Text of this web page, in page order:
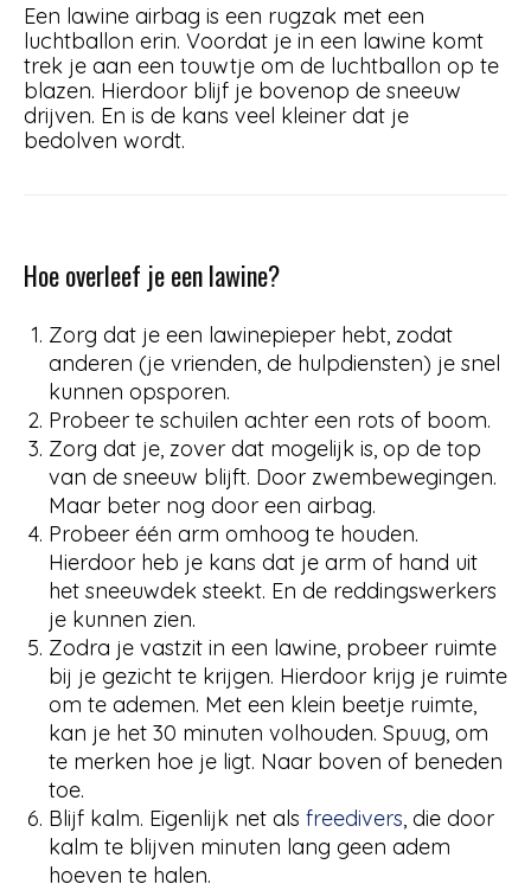
Een lawine airbag is een rugzak met een
luchtballon erin. Voordat je in een lawine komt
trek je aan een touwtje om de luchtballon op te
blazen. Hierdoor blijf je bovenop de sneeuw
drijven. En is de kans veel kleiner dat je
bedolven wordt.
Hoe overleef je een lawine?
Zorg dat je een lawinepieper hebt, zodat
anderen (je vrienden, de hulpdiensten) je snel
kunnen opsporen.
Probeer te schuilen achter een rots of boom.
Zorg dat je, zover dat mogelijk is, op de top
van de sneeuw blijft. Door zwembewegingen.
Maar beter nog door een airbag.
Probeer één arm omhoog te houden.
Hierdoor heb je kans dat je arm of hand uit
het sneeuwdek steekt. En de reddingswerkers
je kunnen zien.
Zodra je vastzit in een lawine, probeer ruimte
bij je gezicht te krijgen. Hierdoor krijg je ruimte
om te ademen. Met een klein beetje ruimte,
kan je het 30 minuten volhouden. Spuug, om
te merken hoe je ligt. Naar boven of beneden
toe.
Blijf kalm. Eigenlijk net als freedivers, die door
kalm te blijven minuten lang geen adem
hoeven te halen.